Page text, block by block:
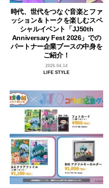
時代、世代をつなぐ音楽とファ
ッション＆トークを楽しむスペ
シャルイベント「JJ50th
Anniversary Fest 2026」での
パートナー企業ブースの中身を
ご紹介！
2026.04.14
LIFE STYLE